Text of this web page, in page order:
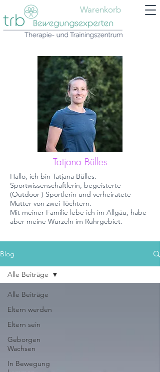
Warenkorb
Tatjana Bülles
Hallo, ich bin Tatjana Bülles.
Sportwissenschaftlerin, begeisterte
(Outdoor-) Sportlerin und verheiratete
Mutter von zwei Töchtern.
Mit meiner Familie lebe ich im Allgäu, habe
aber meine Wurzeln im Ruhrgebiet.
Blog
Alle Beiträge
Eltern werden
Eltern sein
Geborgen
Wachsen
In Bewegung
Alle Beiträge